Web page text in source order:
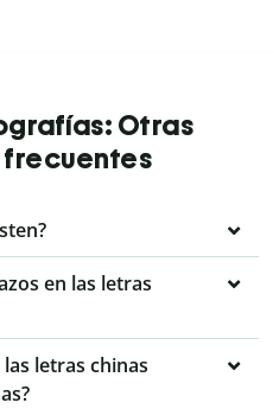
Otras
en las letras
letras chinas